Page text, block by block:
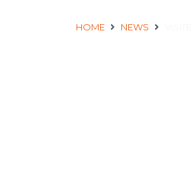
HOME NEWS